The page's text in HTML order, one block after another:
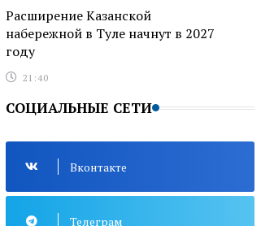
Расширение Казанской
набережной в Туле начнут в 2027
году
21:40
СОЦИАЛЬНЫЕ СЕТИ
Вконтакте
Телеграм